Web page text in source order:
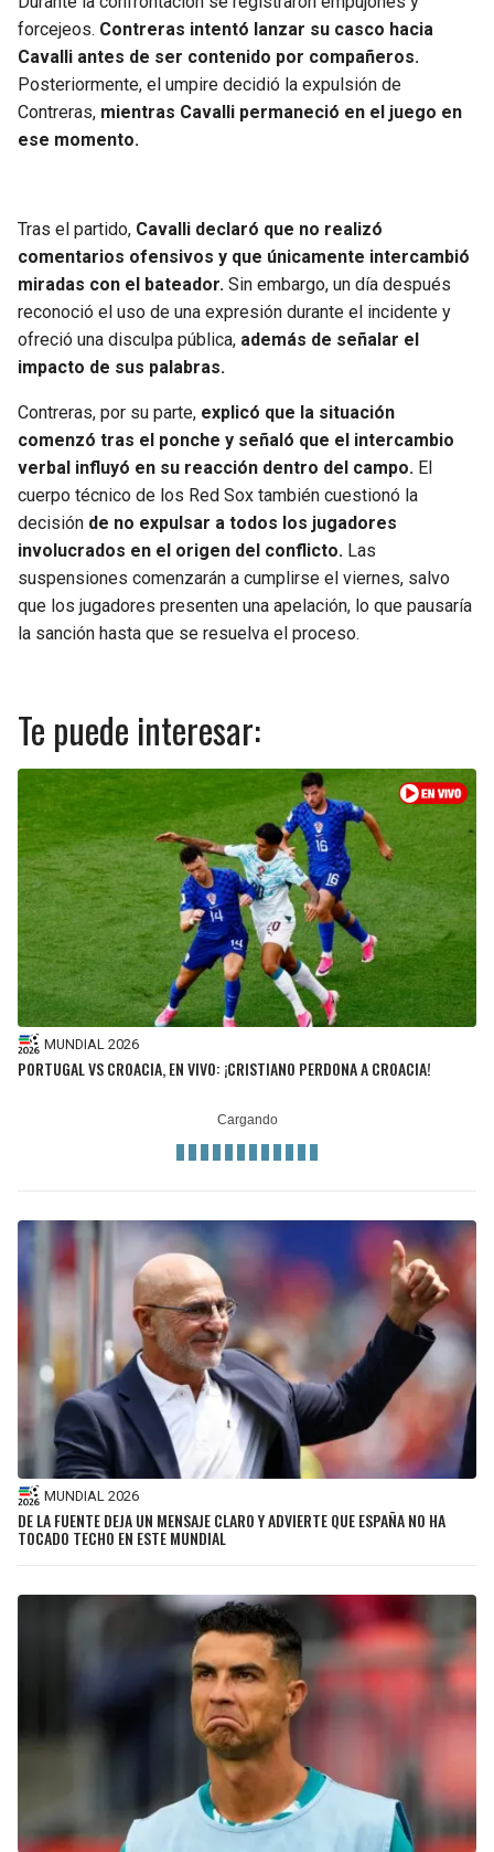
forcejeos. Contreras intentó lanzar su casco hacia
Cavalli antes de ser contenido por compañeros.
Posteriormente, el umpire decidió la expulsión de
Contreras, mientras Cavalli permaneció en el juego en
ese momento.
Tras el partido, Cavalli declaró que no realizó
comentarios ofensivos y que únicamente intercambió
miradas con el bateador. Sin embargo, un día después
reconoció el uso de una expresión durante el incidente y
ofreció una disculpa pública, además de señalar el
impacto de sus palabras.
Contreras, por su parte, explicó que la situación
comenzó tras el ponche y señaló que el intercambio
verbal influyó en su reacción dentro del campo. El
cuerpo técnico de los Red Sox también cuestionó la
decisión de no expulsar a todos los jugadores
involucrados en el origen del conflicto. Las
suspensiones comenzarán a cumplirse el viernes, salvo
que los jugadores presenten una apelación, lo que pausaría
la sanción hasta que se resuelva el proceso.
Te puede interesar:
MUNDIAL 2026
PORTUGAL VS CROACIA, EN VIVO: ¡CRISTIANO PERDONA A CROACIA!
MUNDIAL 2026
DE LA FUENTE DEJA UN MENSAJE CLARO Y ADVIERTE QUE ESPAÑA NO HA
TOCADO TECHO EN ESTE MUNDIAL